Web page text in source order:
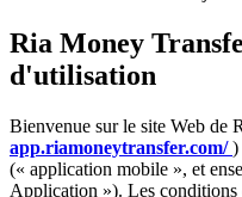
Ria Money
d'utilisation
Bienvenue sur le site Web de
app.riamoneytransfer.com/)
(« application mobile », et
Application »). Les